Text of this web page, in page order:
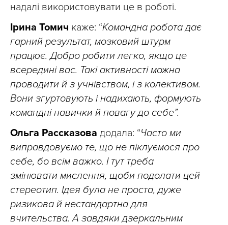
надалі використовувати це в роботі.
Ірина Томич каже: “Командна робота дає
гарний результат, мозковий штурм
працює. Добро робити легко, якщо це
всередині вас. Такі активності можна
проводити й з учнівством, і з колективом.
Вони згуртовують і надихають, формують
командні навички й повагу до себе”.
Ольга Рассказова додала: “Часто ми
виправдовуємо те, що не піклуємося про
себе, бо всім важко. І тут треба
змінювати мислення, щоби подолати цей
стереотип. Ідея була не проста, дуже
ризикова й нестандартна для
вчительства. А завдяки дзеркальним